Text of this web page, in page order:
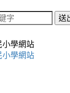
送
學網站
學網站